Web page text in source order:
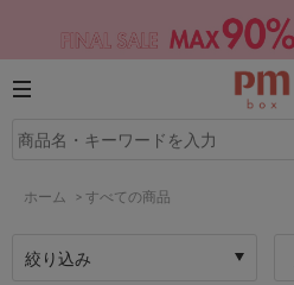
ホーム > すべての商品
絞り込み